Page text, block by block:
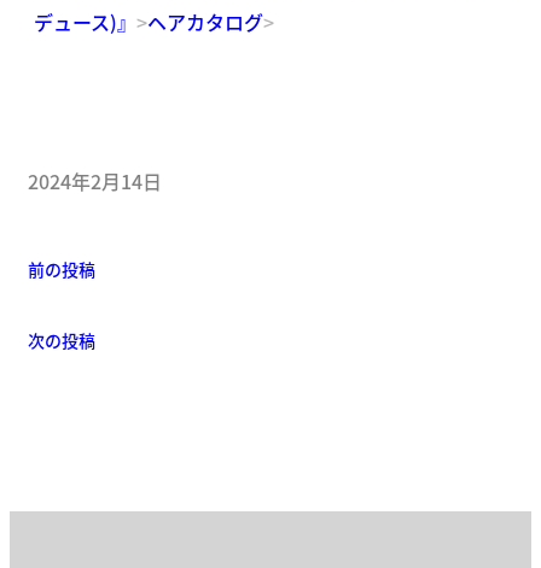
デュース)』 >ヘアカタログ>
2024年2月14日
前の投稿
次の投稿